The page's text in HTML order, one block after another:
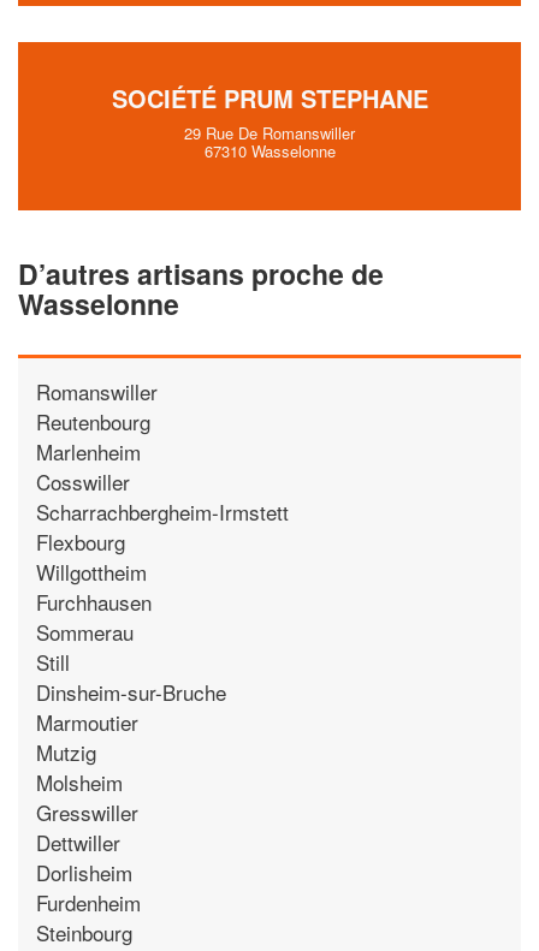
SOCIÉTÉ PRUM STEPHANE
29 Rue De Romanswiller
67310 Wasselonne
D’autres artisans proche de
Wasselonne
Romanswiller
Reutenbourg
Marlenheim
Cosswiller
Scharrachbergheim-Irmstett
Flexbourg
Willgottheim
Furchhausen
Sommerau
Still
Dinsheim-sur-Bruche
Marmoutier
Mutzig
Molsheim
Gresswiller
Dettwiller
Dorlisheim
Furdenheim
Steinbourg